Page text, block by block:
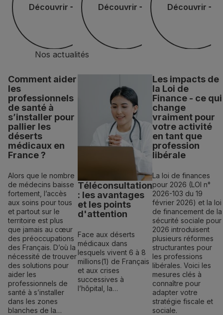
Découvrir Découvrir Découvrir
Nos actualités
Comment aider
les
professionnels
de santé à
s’installer pour
pallier les
déserts
médicaux en
France ?
Alors que le nombre
de médecins baisse
fortement, l’accès
aux soins pour tous
et partout sur le
territoire est plus
que jamais au cœur
des préoccupations
des Français. D’où la
nécessité de trouver
des solutions pour
aider les
professionnels de
santé à s’installer
dans les zones
blanches de la…
Téléconsultation
: les avantages
et les points
d'attention
Face aux déserts
médicaux dans
lesquels vivent 6 à 8
millions(1) de Français
et aux crises
successives à
l’hôpital, la…
Les impacts de
la Loi de
Finance - ce qui
change
vraiment pour
votre activité
en tant que
profession
libérale
La loi de finances
pour 2026 (LOI n°
2026-103 du 19
février 2026) et la loi
de financement de la
sécurité sociale pour
2026 introduisent
plusieurs réformes
structurantes pour
les professions
libérales. Voici les
mesures clés à
connaître pour
adapter votre
stratégie fiscale et
sociale.